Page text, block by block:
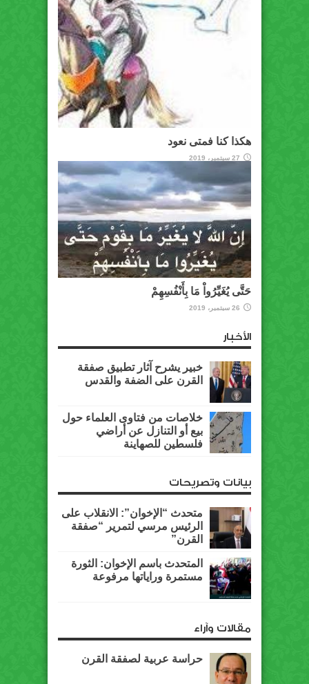
هكذا كنا فمتى نعود
27 سبتمبر، 2019
حَتَّى يُغَيِّرُواْ مَا بِأَنْفُسِهِمْ
26 سبتمبر، 2019
الأخبار
خبير يشرح آثار تطبيق صفقة
القرن على الضفة والقدس
خلاصات من فتاوى العلماء حول
بيع أو التنازل عن أراضي
فلسطين للصهاينة
بيانات وتصريحات
متحدث “الإخوان”: الانقلاب على
الرئيس مرسي لتمرير “صفقة
القرن”
المتحدث باسم الإخوان: الثورة
مستمرة وراياتها مرفوعة
مقالات وآراء
حراسة عربية لصفقة القرن